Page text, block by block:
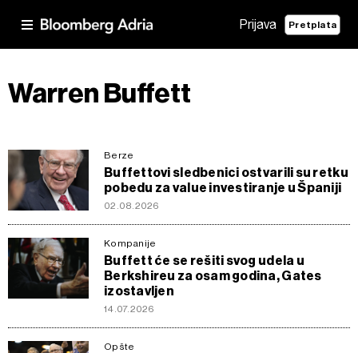
Prijava Pretplata
Warren Buffett
Berze
Buffettovi sledbenici ostvarili su retku
pobedu za value investiranje u Španiji
02.08.2026
Kompanije
Buffett će se rešiti svog udela u
Berkshireu za osam godina, Gates
izostavljen
14.07.2026
Opšte